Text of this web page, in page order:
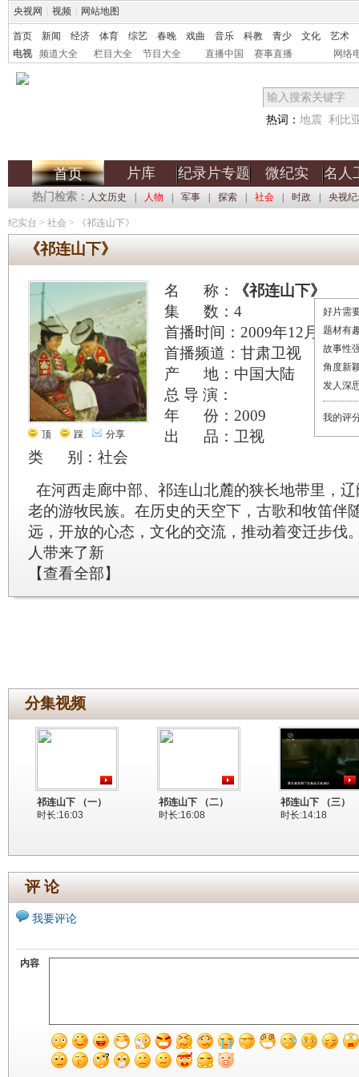
央视网 视频 网站地图
首页 新闻 经济 体育 综艺 春晚 戏曲 音乐 科教 青少 文化
艺术
电视
频道大全 栏目大全 节目大全 直播中国 赛事直播 网络
热词： 地震 利比
首页 片库 纪录片专题 微纪实 名人
热门检索： 人文历史 人物 军事 探索 社会 时政 央视
纪实台 > 社会 > 《祁连山下》
《祁连山下》
顶 踩 分享
名 称：
《祁连山下》
集 数：4
首播时间：2009年12月16日
首播频道：甘肃卫视
产 地：中国大陆
总 导 演：
年 份：2009
出 品：卫视
类 别：社会
在河西走廊中部、祁连山北麓的狭长地带里，
老的游牧民族。在历史的天空下，古歌和牧笛伴
远，开放的心态，文化的交流，推动着变迁步伐
人带来了新
【查看全部】
好片需
题材有
故事性
角度新
发人深
我的评
分集视频
祁连山下 （一）
时长:16:03
祁连山下 （二）
时长:16:08
祁连山下 （三）
时长:14:18
评 论
我要评论
内容